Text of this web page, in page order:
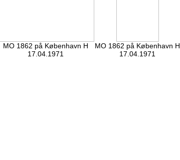
MO 1862 på København H
17.04.1971
MO 1862 på København H
17.04.1971